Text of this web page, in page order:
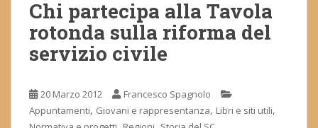
Chi partecipa alla Tavola
rotonda sulla riforma del
servizio civile
20 Marzo 2012
Francesco Spagnolo
Appuntamenti, Giovani e rappresentanza, Libri e siti utili,